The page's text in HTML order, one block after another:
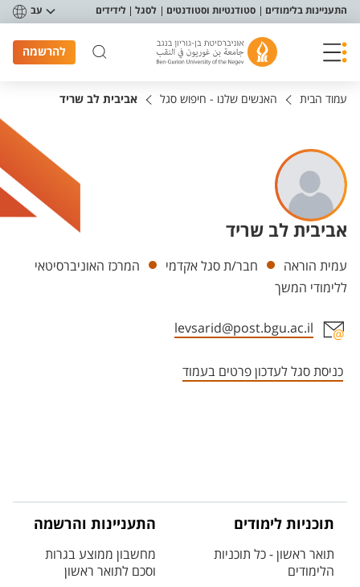
תפריט נגישות
התעניינות בלימודים סטודנטיות וסטודנטים לסגל לידידים עב
להרשמה
עמוד הבית האנשים שלנו - חיפוש סגל אביבית לב שריד
אביבית לב שריד
יחידות
עמית הוראה חבר/ת סגל אקדמי
המרכז האוניברסיטאי
ללימודי המשך
levsarid@post.bgu.ac.il
כניסת סגל לעדכון פרטים בעמוד
תוכניות לימודים
תואר ראשון - כל תוכניות
הלימודים
התעניינות והרשמה
מחשבון ממוצע בגרות
וסכם לתואר ראשון